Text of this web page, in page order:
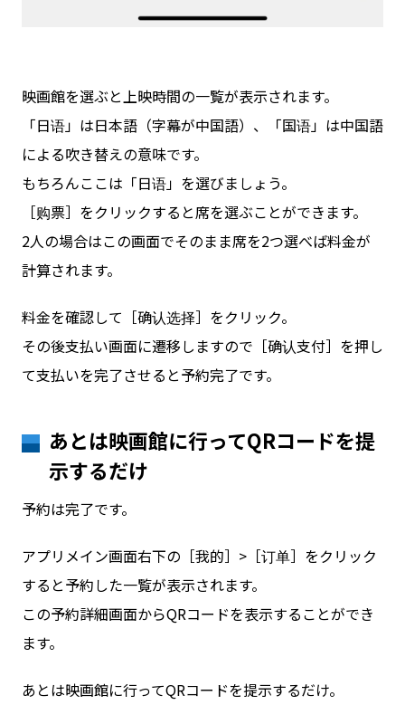
映画館を選ぶと上映時間の一覧が表示されます。
「日语」は日本語（字幕が中国語）、「国语」は中国語
による吹き替えの意味です。
もちろんここは「日语」を選びましょう。
［购票］をクリックすると席を選ぶことができます。
2人の場合はこの画面でそのまま席を2つ選べば料金が
計算されます。
料金を確認して［确认选择］をクリック。
その後支払い画面に遷移しますので［确认支付］を押し
て支払いを完了させると予約完了です。
あとは映画館に行ってQRコードを提
示するだけ
予約は完了です。
アプリメイン画面右下の［我的］>［订单］をクリック
すると予約した一覧が表示されます。
この予約詳細画面からQRコードを表示することができ
ます。
あとは映画館に行ってQRコードを提示するだけ。